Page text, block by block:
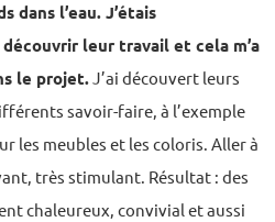
dans l’eau. J’étais
leur travail et cela m’a
le projet.J’ai découvert leurs
savoir-faire, à l’exemple
les meubles et les coloris. Aller à
très stimulant. Résultat : des
chaleureux, convivial et aussi